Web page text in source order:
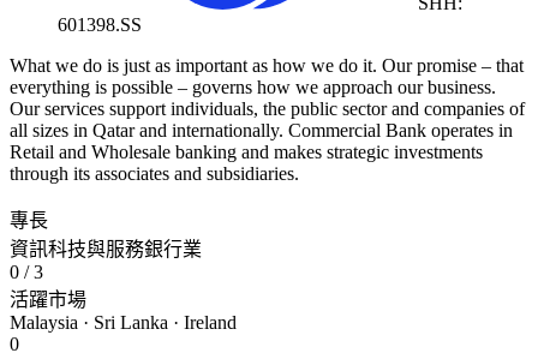
601398.SS
What we do is just as important as how we do it. Our promise – that
everything is possible – governs how we approach our business.
Our services support individuals, the public sector and companies of
all sizes in Qatar and internationally. Commercial Bank operates in
Retail and Wholesale banking and makes strategic investments
through its associates and subsidiaries.
專長
資訊科技與服務銀行業
0 / 3
活躍市場
Malaysia · Sri Lanka · Ireland
0